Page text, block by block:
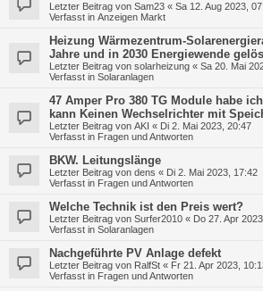
Letzter Beitrag von Sam23 « Sa 12. Aug 2023,
Verfasst in Anzeigen Markt
Heizung Wärmezentrum-
Jahre und in 2030 Energiewende
Letzter Beitrag von solarheizung « Sa 20. Mai
Verfasst in Solaranlagen
47 Amper Pro 380 TG Module habe
kann Keinen Wechselrichter mit
Letzter Beitrag von AKI « Di 2. Mai 2023, 20:47
Verfasst in Fragen und Antworten
BKW. Leitungslänge
Letzter Beitrag von dens « Di 2. Mai 2023, 17:42
Verfasst in Fragen und Antworten
Welche Technik ist den Preis wert?
Letzter Beitrag von Surfer2010 « Do 27. Apr
Verfasst in Solaranlagen
Nachgeführte PV Anlage defekt
Letzter Beitrag von RalfSt « Fr 21. Apr 2023,
Verfasst in Fragen und Antworten